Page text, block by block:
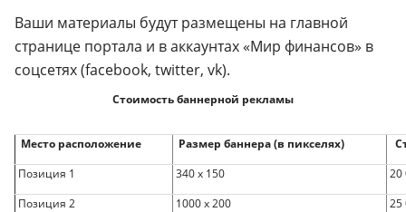
Ваши материалы будут размещены на главной
странице портала и в аккаунтах «Мир финансов» в
соцсетях (facebook, twitter, vk).
Стоимость баннерной рекламы
Место расположение Размер баннера (в пикселях)
Позиция 1
340 х 150
20
Позиция 2
1000 х 200
25